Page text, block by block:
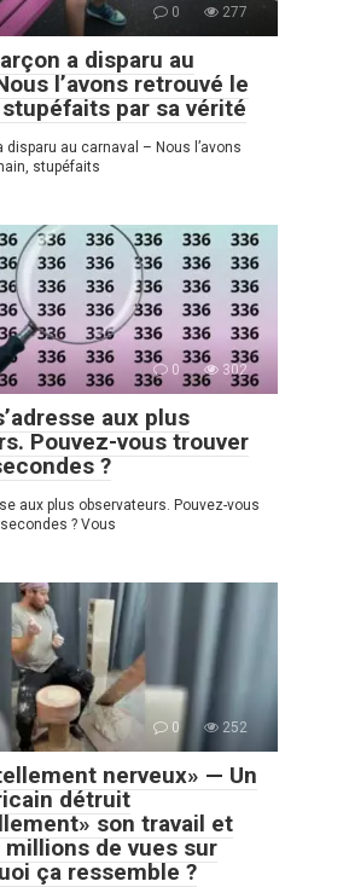
0 277
a disparu au
l’avons retrouvé le
par sa vérité
disparu au carnaval – Nous l’avons
stupéfaits
0 302
aux plus
Pouvez-vous trouver
?
aux plus observateurs. Pouvez-vous
? Vous
0 252
nerveux» — Un
détruit
son travail et
de vues sur
ça ressemble ?